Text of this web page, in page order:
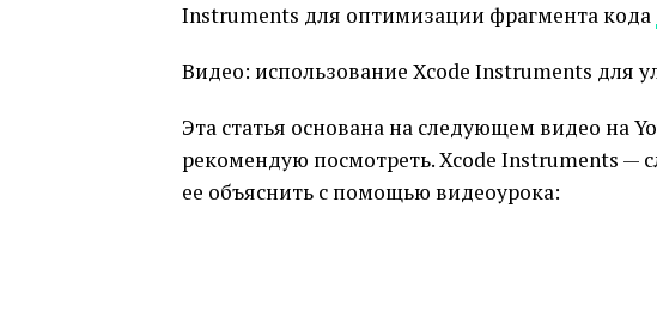
Instruments для оптимизации фрагмента кода
Видео: использование Xcode Instruments для
Эта статья основана на следующем видео на
рекомендую посмотреть. Xcode Instruments —
ее объяснить с помощью видеоурока: